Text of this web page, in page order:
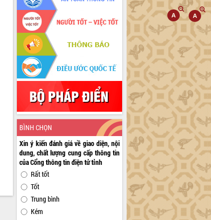
BÌNH CHỌN
Xin ý kiến đánh giá về giao diện, nội
dung, chất lượng cung cấp thông tin
của Cổng thông tin điện tử tỉnh
Rất tốt
Tốt
Trung bình
Kém